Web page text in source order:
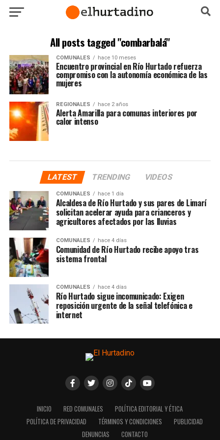
All posts tagged "combarbalá"
COMUNALES hace 10 meses
Encuentro provincial en Río Hurtado refuerza
compromiso con la autonomía económica de las
mujeres
REGIONALES hace 2 años
Alerta Amarilla para comunas interiores por
calor intenso
LATEST TRENDING VIDEOS
COMUNALES hace 1 día
Alcaldesa de Río Hurtado y sus pares de Limarí
solicitan acelerar ayuda para crianceros y
agricultores afectados por las lluvias
COMUNALES hace 4 días
Comunidad de Río Hurtado recibe apoyo tras
sistema frontal
COMUNALES hace 4 días
Río Hurtado sigue incomunicado: Exigen
reposición urgente de la señal telefónica e
internet
INICIO RED COMUNALES
POLÍTICA EDITORIAL Y ÉTICA
POLÍTICA DE PRIVACIDAD
TÉRMINOS Y CONDICIONES
PUBLICIDAD
DENUNCIAS
CONTACTO